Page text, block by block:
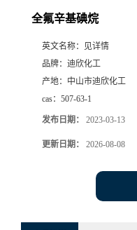
厅全氟辛基碘烷
英文名称：
见详情
品牌： 迪欣化工
产地： 中山市迪欣化工
cas： 507-63-1
发布日期： 2023-03-13
更新日期： 2026-08-08